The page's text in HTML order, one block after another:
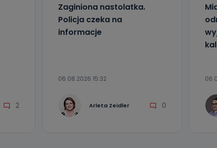
ze
2
Zaginiona nastolatka.
Policja czeka na
informacje
06.08.2026 15:32
Arleta Zeidler 0